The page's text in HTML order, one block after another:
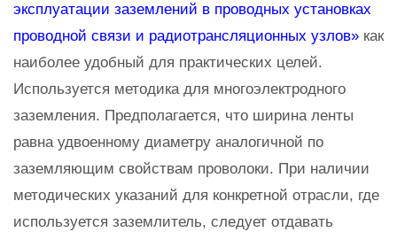
эксплуатации заземлений в проводных установках
проводной связи и радиотрансляционных узлов» как
наиболее удобный для практических целей.
Используется методика для многоэлектродного
заземления. Предполагается, что ширина ленты
равна удвоенному диаметру аналогичной по
заземляющим свойствам проволоки. При наличии
методических указаний для конкретной отрасли, где
используется заземлитель, следует отдавать